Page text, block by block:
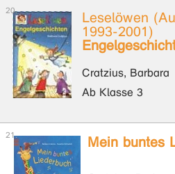
Leselöwen
1993-2001)
Cratzius, Barbara
Ab Klasse 3
Mein buntes